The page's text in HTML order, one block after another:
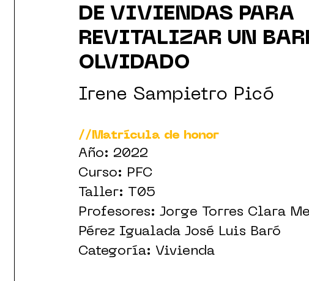
DE VIVIENDAS PARA
REVITALIZAR UN
OLVIDADO
Irene Sampietro Picó
//Matrícula de honor
Año: 2022
Curso: PFC
Taller: T05
Profesores: Jorge Torres Clara
Pérez Igualada José Luis Baró
Categoría: Vivienda